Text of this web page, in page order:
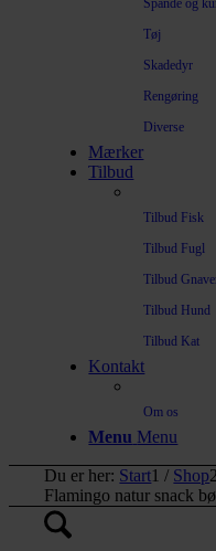
Spande og
Tøj
Skadedyr
Rengøring
Diverse
Mærker
Tilbud
Tilbud Fisk
Tilbud Fugl
Tilbud
Tilbud Hund
Tilbud Kat
Kontakt
Om os
Menu Menu
Du er her: Start1 / Shop2
Flamingo natur snack